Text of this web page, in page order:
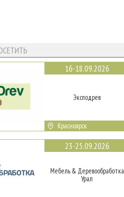
16-18.09.2026
Эксподрев
Красноярск
23-25.09.2026
Мебель & Деревообработка
Урал